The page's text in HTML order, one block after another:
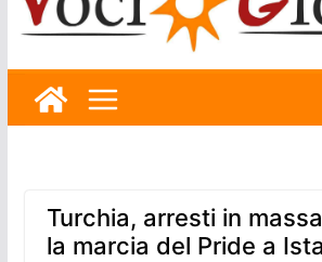
Turchia, arresti in
la marcia del Pride a